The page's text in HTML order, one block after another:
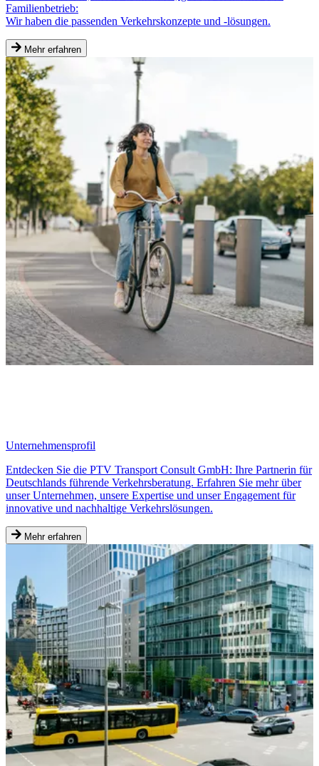
Familienbetrieb:
Wir haben die passenden Verkehrskonzepte und -lösungen.
Mehr erfahren
Unternehmensprofil
Entdecken Sie die PTV Transport Consult GmbH: Ihre Partnerin für
Deutschlands führende Verkehrsberatung. Erfahren Sie mehr über
unser Unternehmen, unsere Expertise und unser Engagement für
innovative und nachhaltige Verkehrslösungen.
Mehr erfahren